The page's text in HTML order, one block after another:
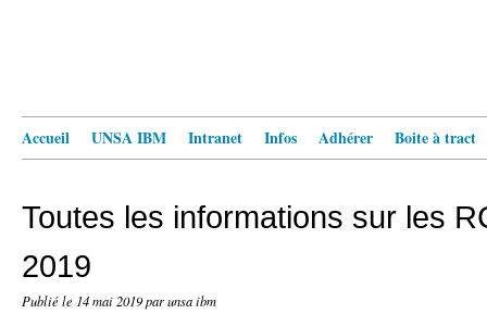
Accueil UNSA IBM Intranet Infos Adhérer Boite à tract
Toutes les informations sur les
2019
Publié le 14 mai 2019par unsa ibm